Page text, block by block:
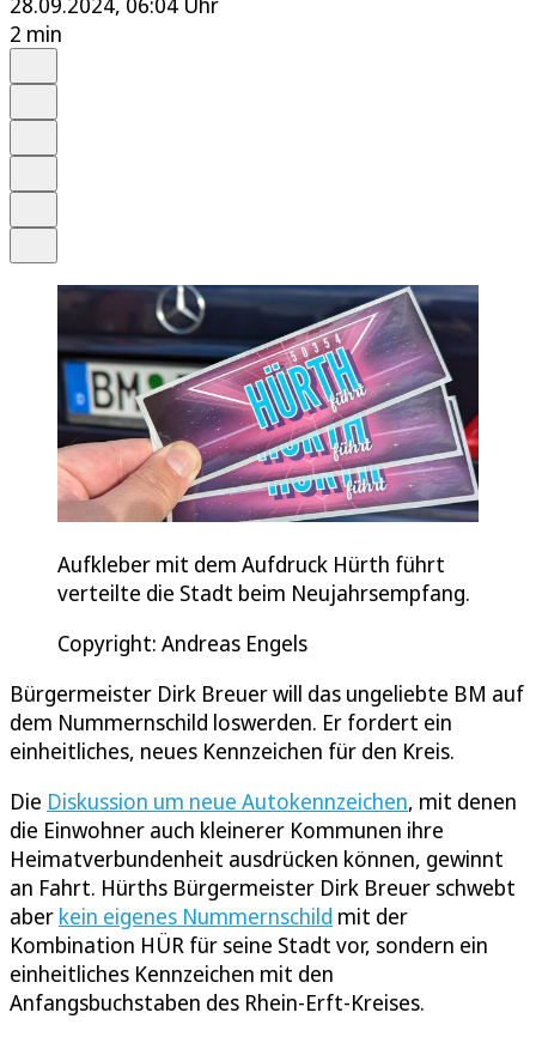
2 min
Aufkleber mit dem Aufdruck Hürth führt
verteilte die Stadt beim Neujahrsempfang.
Copyright: Andreas Engels
Bürgermeister Dirk Breuer will das ungeliebte BM auf
dem Nummernschild loswerden. Er fordert ein
einheitliches, neues Kennzeichen für den Kreis.
Die Diskussion um neue Autokennzeichen, mit denen
die Einwohner auch kleinerer Kommunen ihre
Heimatverbundenheit ausdrücken können, gewinnt
an Fahrt. Hürths Bürgermeister Dirk Breuer schwebt
aber kein eigenes Nummernschild mit der
Kombination HÜR für seine Stadt vor, sondern ein
einheitliches Kennzeichen mit den
Anfangsbuchstaben des Rhein-Erft-Kreises.